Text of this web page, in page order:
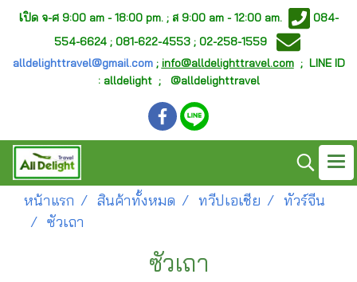
เปิด จ-ศ 9:00 am - 18:00 pm. ; ส 9:00 am - 12:00 am.
084-
554-6624 ; 081-622-4553 ; 02-258-1559
alldelighttravel@gmail.com; info@alldelighttravel.com; LINE ID
: alldelight ; @alldelighttravel
หน้าแรก สินค้าทั้งหมด ทวีปเอเชีย
ทัวร์จีน
ซัวเถา
ซัวเถา